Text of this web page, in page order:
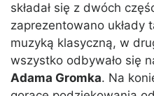
składał się z dwóch
zaprezentowano układy
muzyką klasyczną, w
wszystko odbywało się
Adama Gromka. Na